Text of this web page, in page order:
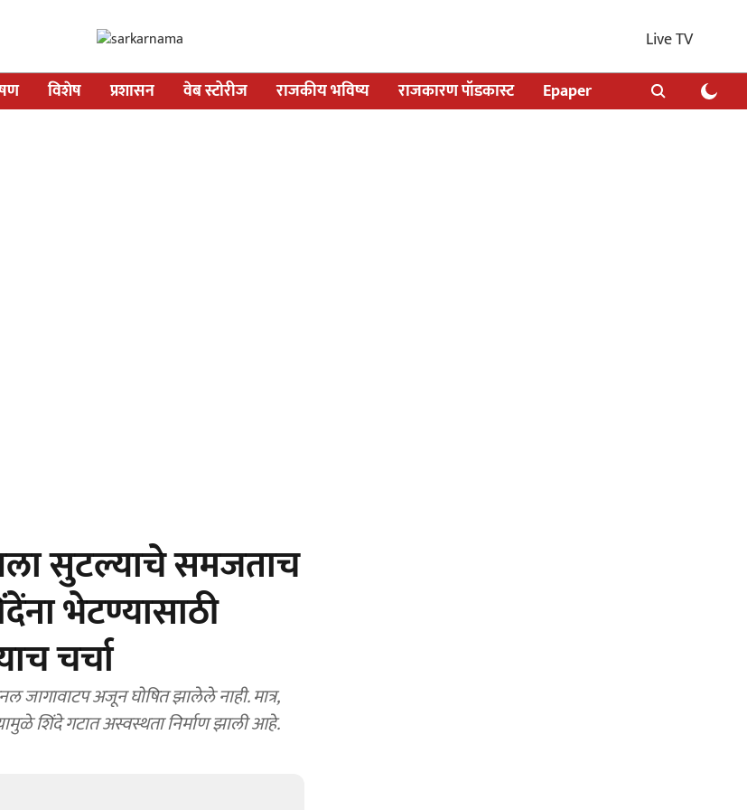
Live TV
विशेष प्रशासन वेब स्टोरीज राजकीय भविष्य राजकारण पॉडकास्ट Epaper
सुटल्याचे समजताच
भेटण्यासाठी
चर्चा
अजून घोषित झालेले नाही. मात्र,
शिंदे गटात अस्वस्थता निर्माण झाली आहे.